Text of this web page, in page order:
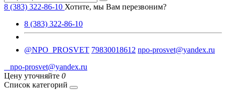
8 (383) 322-86-10 Хотите, мы Вам перезвоним?
8 (383) 322-86-10
@NPO_PROSVET 79830018612 npo-prosvet@yandex.ru
npo-prosvet@yandex.ru
Цену уточняйте 0
Список категорий